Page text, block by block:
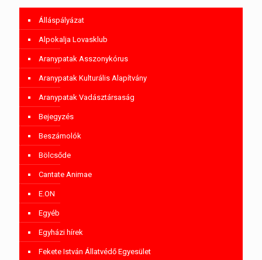
Álláspályázat
Alpokalja Lovasklub
Aranypatak Asszonykórus
Aranypatak Kulturális Alapítvány
Aranypatak Vadásztársaság
Bejegyzés
Beszámolók
Bölcsőde
Cantate Animae
E.ON
Egyéb
Egyházi hírek
Fekete István Állatvédő Egyesület